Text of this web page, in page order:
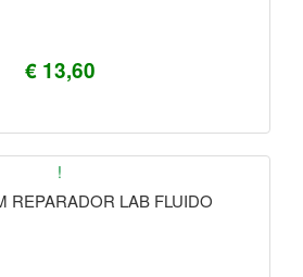
€ 13,60
!
REPARADOR LAB FLUIDO